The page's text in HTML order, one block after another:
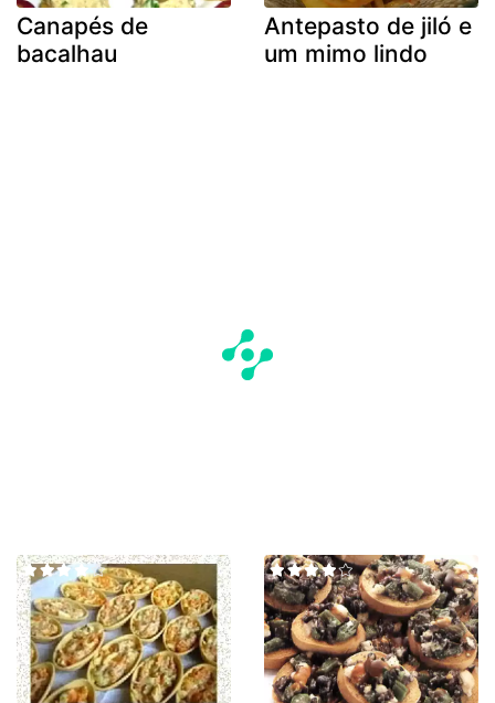
Canapés de
bacalhau
Antepasto de jiló e
um mimo lindo